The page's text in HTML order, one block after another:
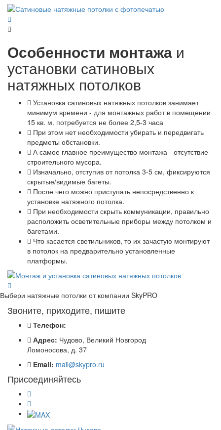
Особенности монтажа и
установки сатиновых
натяжных потолков
Установка сатиновых натяжных потолков занимает
минимум времени - для монтажных работ в помещении
15 кв. м. потребуется не более 2,5-3 часа
При этом нет необходимости убирать и передвигать
предметы обстановки.
А самое главное преимущество монтажа - отсутствие
строительного мусора.
Изначально, отступив от потолка 3-5 см, фиксируются
скрытые/видимые багеты.
После чего можно приступать непосредственно к
установке натяжного потолка.
При необходимости скрыть коммуникации, правильно
расположить осветительные приборы между потолком и
багетами.
Что касается светильников, то их зачастую монтируют
в потолок на предварительно установленные
платформы.
Выбери натяжные потолки от компании SkyPRO
Звоните, приходите, пишите
Телефон:
Адрес: Чудово, Великий Новгород
Ломоносова, д. 37
Email: mail@skypro.ru
Присоединяйтесь